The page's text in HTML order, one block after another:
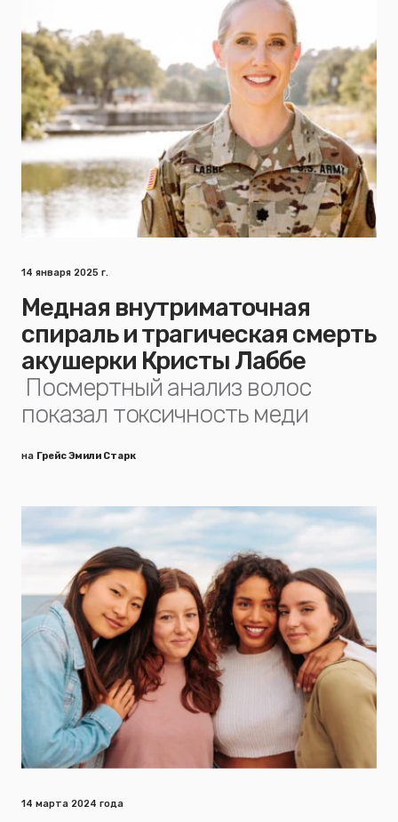
14 января 2025 г.
Медная внутриматочная
спираль и трагическая смерть
акушерки Кристы Лаббе
Посмертный анализ волос
показал токсичность меди
на Грейс Эмили Старк
14 марта 2024 года